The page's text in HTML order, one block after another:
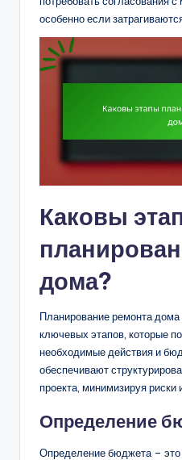
особенно если
Каковы
дома?
Планирование ремонта
ключевых этапов, которые
необходимые действия и
обеспечивают
проекта, минимизируя
Определение
Определение бюджета –